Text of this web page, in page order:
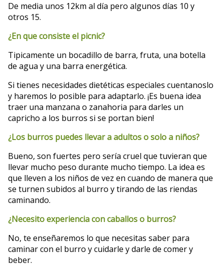
De media unos 12km al día pero algunos días 10 y
otros 15.
¿En que consiste el picnic?
Tipicamente un bocadillo de barra, fruta, una botella
de agua y una barra energética.
Si tienes necesidades dietéticas especiales cuentanoslo
y haremos lo posible para adaptarlo. ¡Es buena idea
traer una manzana o zanahoria para darles un
capricho a los burros si se portan bien!
¿Los burros puedes llevar a adultos o solo a niños?
Bueno, son fuertes pero sería cruel que tuvieran que
llevar mucho peso durante mucho tiempo. La idea es
que lleven a los niños de vez en cuando de manera que
se turnen subidos al burro y tirando de las riendas
caminando.
¿Necesito experiencia con caballos o burros?
No, te enseñaremos lo que necesitas saber para
caminar con el burro y cuidarle y darle de comer y
beber.